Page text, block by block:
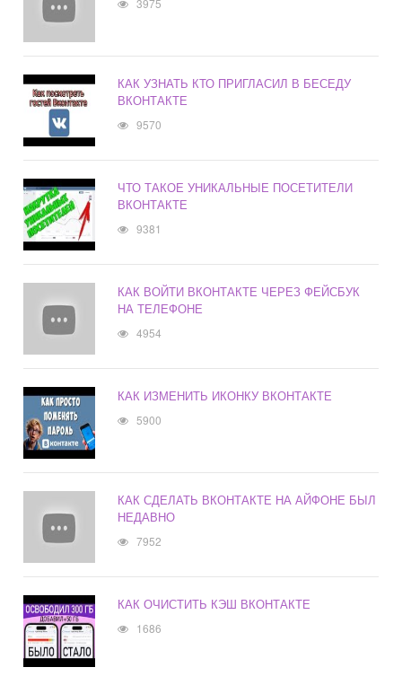
3975
КАК УЗНАТЬ КТО ПРИГЛАСИЛ В БЕСЕДУ
ВКОНТАКТЕ
9570
ЧТО ТАКОЕ УНИКАЛЬНЫЕ ПОСЕТИТЕЛИ
ВКОНТАКТЕ
9381
КАК ВОЙТИ ВКОНТАКТЕ ЧЕРЕЗ ФЕЙСБУК
НА ТЕЛЕФОНЕ
4954
КАК ИЗМЕНИТЬ ИКОНКУ ВКОНТАКТЕ
5900
КАК СДЕЛАТЬ ВКОНТАКТЕ НА АЙФОНЕ БЫЛ
НЕДАВНО
7952
КАК ОЧИСТИТЬ КЭШ ВКОНТАКТЕ
1686